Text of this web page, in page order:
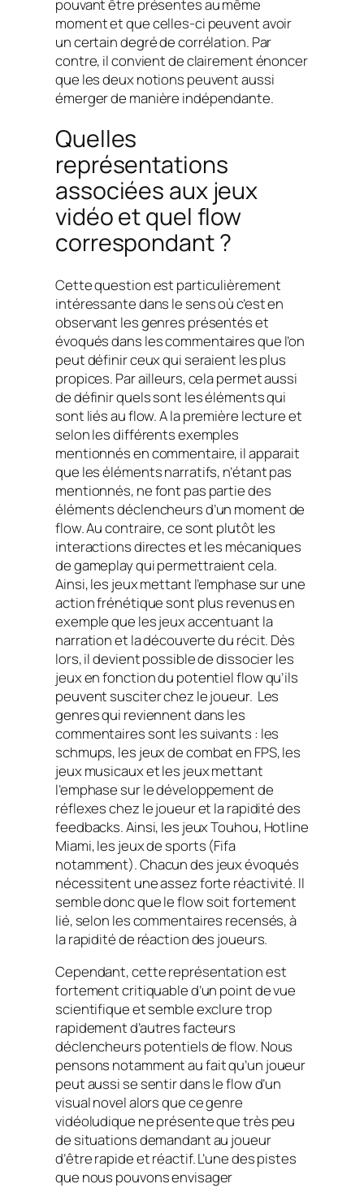
pouvant être présentes au même
moment et que celles-ci peuvent avoir
un certain degré de corrélation. Par
contre, il convient de clairement énoncer
que les deux notions peuvent aussi
émerger de manière indépendante.
Quelles
représentations
associées aux jeux
vidéo et quel flow
correspondant ?
Cette question est particulièrement
intéressante dans le sens où c’est en
observant les genres présentés et
évoqués dans les commentaires que l’on
peut définir ceux qui seraient les plus
propices. Par ailleurs, cela permet aussi
de définir quels sont les éléments qui
sont liés auflow.A la première lecture et
selon les différents exemples
mentionnés en commentaire, il apparait
que les éléments narratifs, n’étant pas
mentionnés, ne font pas partie des
éléments déclencheurs d’un moment de
flow.Au contraire, ce sont plutôt les
interactions directes et les mécaniques
degameplayqui permettraient cela.
Ainsi, les jeux mettant l’emphase sur une
action frénétique sont plus revenus en
exemple que les jeux accentuant la
narration et la découverte du récit. Dès
lors, il devient possible de dissocier les
jeux en fonction du potentielflowqu’ils
peuvent susciter chez le joueur. Les
genres qui reviennent dans les
commentaires sont les suivants : les
schmups, les jeux de combat en FPS, les
jeux musicaux et les jeux mettant
l’emphase sur le développement de
réflexes chez le joueur et la rapidité des
feedbacks. Ainsi, les jeuxTouhou, Hotline
Miami, les jeux de sports (Fifa
notamment). Chacun des jeux évoqués
nécessitent une assez forte réactivité. Il
semble donc que leflowsoit fortement
lié, selon les commentaires recensés, à
la rapidité de réaction des joueurs.
Cependant, cette représentation est
fortement critiquable d’un point de vue
scientifique et semble exclure trop
rapidement d’autres facteurs
déclencheurs potentiels deflow. Nous
pensons notamment au fait qu’un joueur
peut aussi se sentir dans le flow d’un
visual novelalors que ce genre
vidéoludique ne présente que très peu
de situations demandant au joueur
d’être rapide et réactif. L’une des pistes
que nous pouvons envisager